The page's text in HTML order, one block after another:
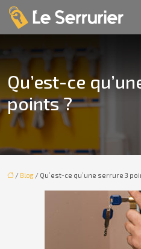
Qu’est-ce
points ?
/ Blog / Qu’est-ce qu’une serrure 3